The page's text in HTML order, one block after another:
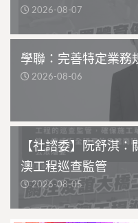
2026-08-07
學聯：完善特定業務
2026-08-06
【社諮委】阮舒淇
澳工程巡查監管
2026-08-05